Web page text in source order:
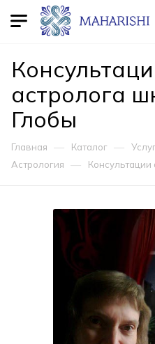
астролога
Глобы
Главная — Каталог —
Астрология —